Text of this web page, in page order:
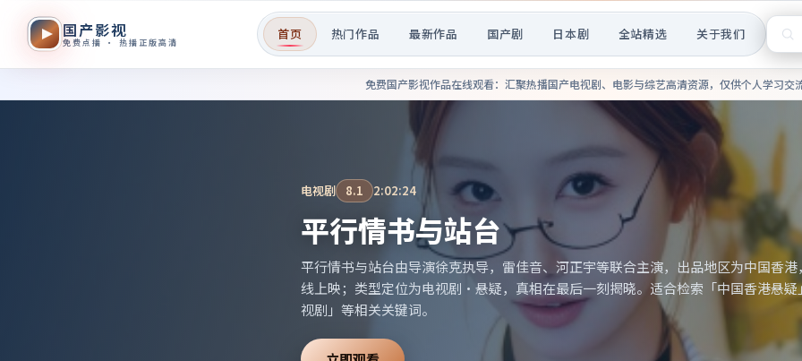
国产影视
免费点播 · 热播正版高清 首页 热门作品 最新作品 国产剧 日本剧 全站精选 关于我们
免费国产影视作品在线观看——热播国产电视剧、电影与综艺
免费国产影视作品在线观看：汇聚热播国产电视剧、电影与综艺高清资源，仅供个人学习交
电影 9.6 2:22:54
云端、告别仪式与一纸书信
云端、告别仪式与一纸书信由导演维伦纽瓦执导，亚当·德赖弗、易烊千玺等联合主
日本，2024年06月院线上映；类型定位为电影·喜剧，轻快节奏与生活化笑点。适
剧」「2024高分电影」等相关关键词。